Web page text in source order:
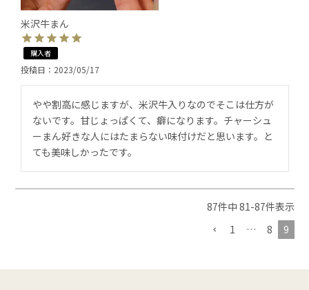
米沢牛まん
購入者
投稿日 2023/05/17
やや割高に感じますが、米沢牛入りなのでそこは仕方が
ないです。甘じょっぱくて、癖になります。チャーシュ
ーまん好きな人にはたまらない味付けだと思います。と
ても美味しかったです。
87件中81-87件表示
1
… 8 9